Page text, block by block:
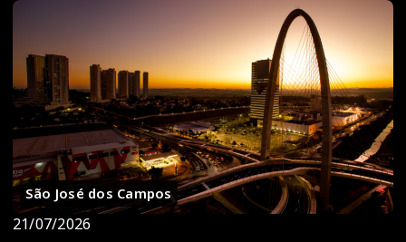
São José dos Campos
21/07/2026